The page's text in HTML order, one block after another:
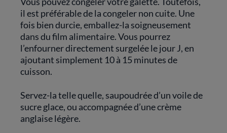
il est préférable de la congeler non cuite. Une
fois bien durcie, emballez-la soigneusement
dans du film alimentaire. Vous pourrez
l’enfourner directement surgelée le jour J, en
ajoutant simplement 10 à 15 minutes de
cuisson.
Servez-la telle quelle, saupoudrée d’un voile de
sucre glace, ou accompagnée d’une crème
anglaise légère.